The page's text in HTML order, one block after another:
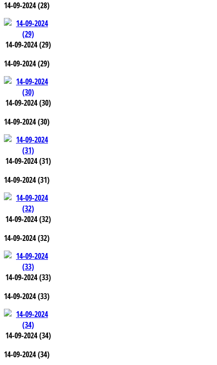
14-09-2024 (28)
14-09-2024 (29)
14-09-2024 (29)
14-09-2024 (30)
14-09-2024 (30)
14-09-2024 (31)
14-09-2024 (31)
14-09-2024 (32)
14-09-2024 (32)
14-09-2024 (33)
14-09-2024 (33)
14-09-2024 (34)
14-09-2024 (34)